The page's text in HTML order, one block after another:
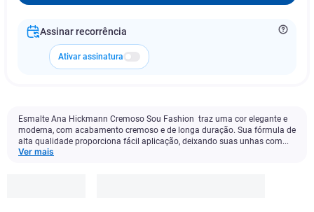
Assinar recorrência
Ativar assinatura
Esmalte Ana Hickmann Cremoso Sou Fashion traz uma cor elegante e
moderna, com acabamento cremoso e de longa duração. Sua fórmula de
alta qualidade proporciona fácil aplicação, deixando suas unhas com...
Ver mais